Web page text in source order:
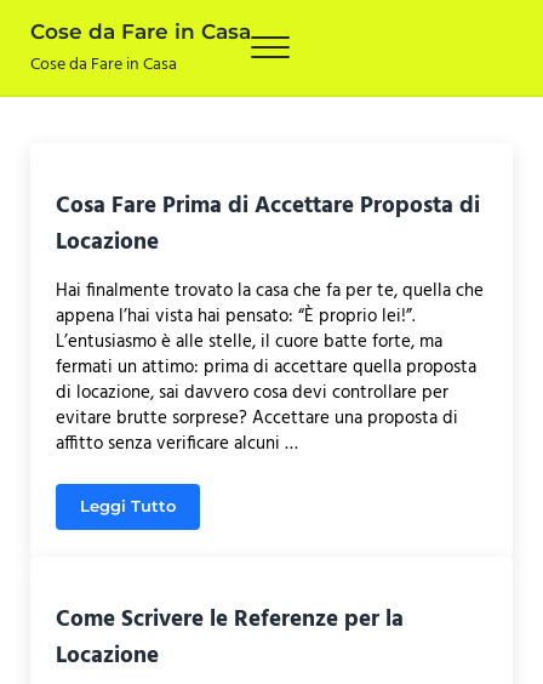
Cose da Fare in Casa
Cose da Fare in Casa Menu
Cosa Fare Prima di Accettare Proposta di
Locazione
Hai finalmente trovato la casa che fa per te, quella che
appena l’hai vista hai pensato: “È proprio lei!”.
L’entusiasmo è alle stelle, il cuore batte forte, ma
fermati un attimo: prima di accettare quella proposta
di locazione, sai davvero cosa devi controllare per
evitare brutte sorprese? Accettare una proposta di
affitto senza verificare alcuni …
Leggi TuttoCosa Fare Prima di Accettare Proposta di
Come Scrivere le Referenze per la
Locazione